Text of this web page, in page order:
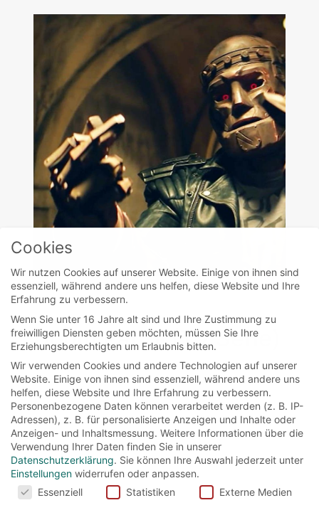
movies
Doom Patrol (TV Serie)
Basierend auf der DC-Comicreihe handelt
Doom Patrol von einer Reihe gebrochener
Menschen, die mit Hilfe eines verrückten
Wissenschaftlers,...
Read More
Cookies
Wir nutzen Cookies auf unserer Website. Einige von ihnen sind
essenziell, während andere uns helfen, diese Website und Ihre
Erfahrung zu verbessern.
Wenn Sie unter 16 Jahre alt sind und Ihre Zustimmung zu
freiwilligen Diensten geben möchten, müssen Sie Ihre
Erziehungsberechtigten um Erlaubnis bitten.
Wir verwenden Cookies und andere Technologien auf unserer
Website. Einige von ihnen sind essenziell, während andere uns
helfen, diese Website und Ihre Erfahrung zu verbessern.
Personenbezogene Daten können verarbeitet werden (z. B. IP-
Adressen), z. B. für personalisierte Anzeigen und Inhalte oder
Anzeigen- und Inhaltsmessung. Weitere Informationen über die
Verwendung Ihrer Daten finden Sie in unserer
Datenschutzerklärung. Sie können Ihre Auswahl jederzeit unter
Einstellungen widerrufen oder anpassen.
CookiesEssenziell Statistiken Externe Medien